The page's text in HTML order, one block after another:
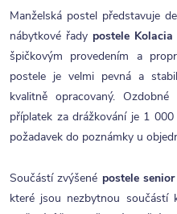
Manželská postel představuje
nábytkové řady postele
špičkovým provedením a
postele je velmi pevná a
kvalitně opracovaný.
příplatek za drážkování je 1
požadavek do poznámky u
Součástí zvýšené postele senior
které jsou nezbytnou součástí